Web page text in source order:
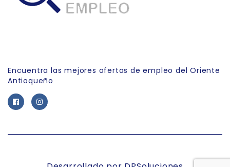
Encuentra las mejores ofertas de empleo del Oriente
Antioqueño